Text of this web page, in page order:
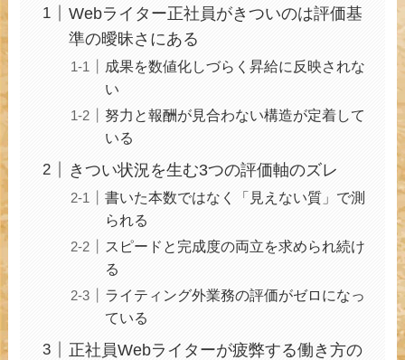
Webライター正社員がきついのは評価基
準の曖昧さにある
成果を数値化しづらく昇給に反映されな
い
努力と報酬が見合わない構造が定着して
いる
きつい状況を生む3つの評価軸のズレ
書いた本数ではなく「見えない質」で測
られる
スピードと完成度の両立を求められ続け
る
ライティング外業務の評価がゼロになっ
ている
正社員Webライターが疲弊する働き方の